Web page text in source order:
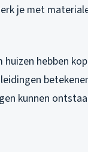
je met
hebben
kunnen